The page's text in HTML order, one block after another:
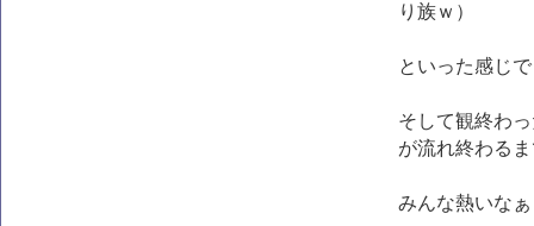
り族ｗ）
といった感じ
そして観終わ
が流れ終わる
みんな熱いな